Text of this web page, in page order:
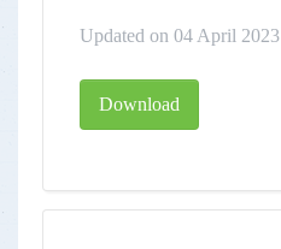
Updated on 04 April 2023
Download